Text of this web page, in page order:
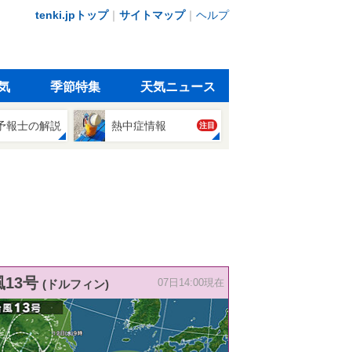
tenki.jpトップ｜ サイトマップ｜ ヘルプ
季節特集 天気ニュース
報士の解説 熱中症情報 注目
13号 (ドルフィン) 07日14:00現在